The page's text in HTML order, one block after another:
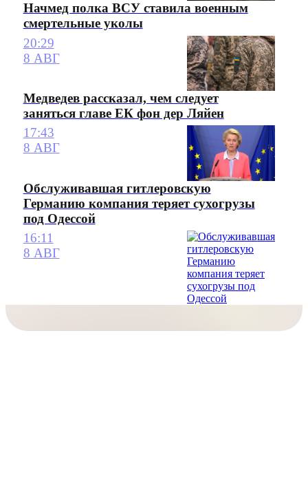
Начмед полка ВСУ ставила военным
смертельные уколы
20:29
8 АВГ
Медведев рассказал, чем следует
заняться главе ЕК фон дер Ляйен
17:43
8 АВГ
Обслуживавшая гитлеровскую
Германию компания теряет сухогрузы
под Одессой
16:11
8 АВГ